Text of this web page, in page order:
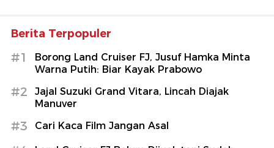
Berita Terpopuler
#1
Borong Land Cruiser FJ, Jusuf Hamka Minta
Warna Putih: Biar Kayak Prabowo
#2
Jajal Suzuki Grand Vitara, Lincah Diajak
Manuver
#3 Cari Kaca Film Jangan Asal